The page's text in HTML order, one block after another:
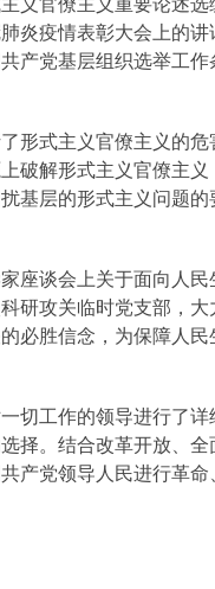
义官僚主义重要论述选
炎疫情表彰大会上的讲
产党基层组织选举工作
形式主义官僚主义的危
破解形式主义官僚主义
基层的形式主义问题的
座谈会上关于面向人民
研攻关临时党支部，大
必胜信念，为保障人民
切工作的领导进行了详
择。结合改革开放、全
产党领导人民进行革命